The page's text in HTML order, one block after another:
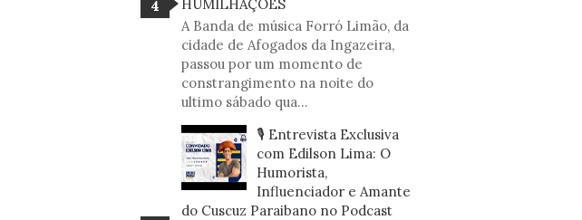
HUMILHAÇÕES
A Banda de música Forró Limão, da
cidade de Afogados da Ingazeira,
passou por um momento de
constrangimento na noite do
ultimo sábado qua...
🎙️ Entrevista Exclusiva
com Edilson Lima: O
Humorista,
Influenciador e Amante
do Cuscuz Paraibano no Podcast